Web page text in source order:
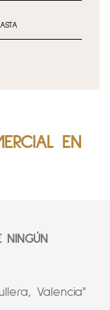
EN
NINGÚN
Valencia"